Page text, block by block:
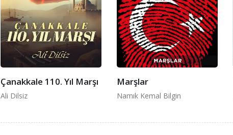
Çanakkale 110. Yıl Marşı
Ali Dilsiz
Marşlar
Namık Kemal Bilgin